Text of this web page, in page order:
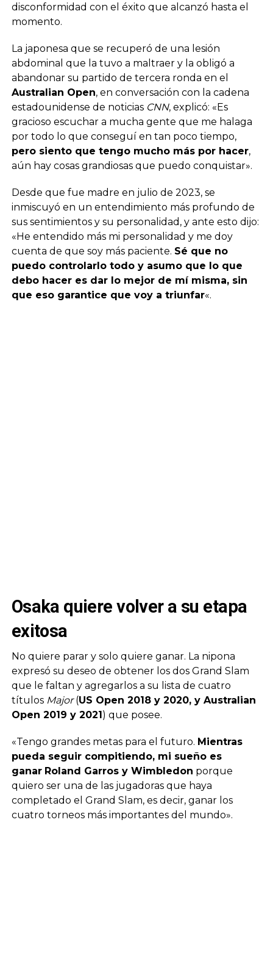
disconformidad con el éxito que alcanzó hasta el
momento.
La japonesa que se recuperó de una lesión
abdominal que la tuvo a maltraer y la obligó a
abandonar su partido de tercera ronda en el
Australian Open, en conversación con la cadena
estadounidense de noticias CNN, explicó: «Es
gracioso escuchar a mucha gente que me halaga
por todo lo que conseguí en tan poco tiempo,
pero siento que tengo mucho más por hacer,
aún hay cosas grandiosas que puedo conquistar».
Desde que fue madre en julio de 2023, se
inmiscuyó en un entendimiento más profundo de
sus sentimientos y su personalidad, y ante esto dijo:
«He entendido más mi personalidad y me doy
cuenta de que soy más paciente. Sé que no
puedo controlarlo todo y asumo que lo que
debo hacer es dar lo mejor de mí misma, sin
que eso garantice que voy a triunfar«.
Osaka quiere volver a su etapa
exitosa
No quiere parar y solo quiere ganar. La nipona
expresó su deseo de obtener los dos Grand Slam
que le faltan y agregarlos a su lista de cuatro
títulos Major(US Open 2018 y 2020, y Australian
Open 2019 y 2021) que posee.
«Tengo grandes metas para el futuro. Mientras
pueda seguir compitiendo, mi sueño es
ganar Roland Garros y Wimbledon porque
quiero ser una de las jugadoras que haya
completado el Grand Slam, es decir, ganar los
cuatro torneos más importantes del mundo».